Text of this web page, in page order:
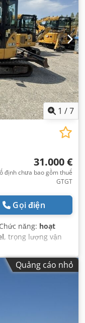
1 /7
31.000 €
định chưa bao gồm thuế
GTGT
Gọi điện
năng: hoạt
, trọng lượng vận
Quảng cáo nhỏ